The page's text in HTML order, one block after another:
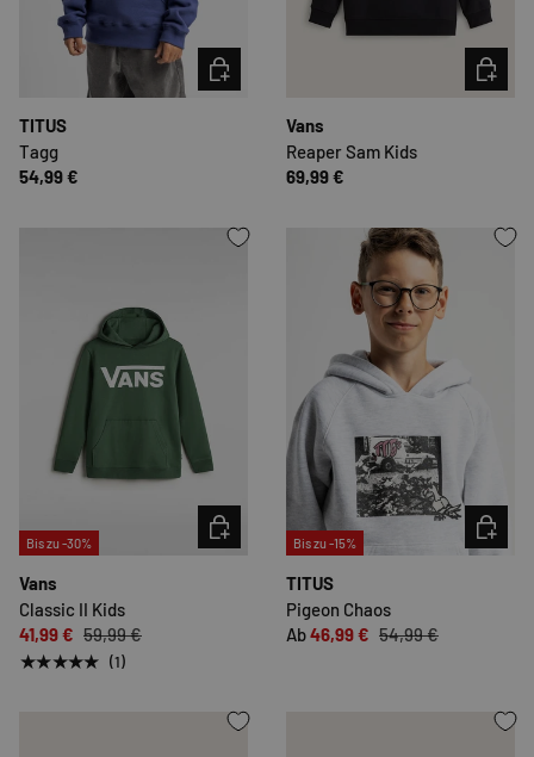
TITUS
Tagg
54,99 €
OPTIONEN AUSWÄHLEN
Vans
Reaper Sam Kids
69,99 €
Bis zu -30%
Vans
Classic II Kids
41,99 € 59,99 €
★★★★★ (1)
OPTIONEN AUSWÄHLEN
Bis zu -15%
TITUS
Pigeon Chaos
Ab46,99 € 54,99 €